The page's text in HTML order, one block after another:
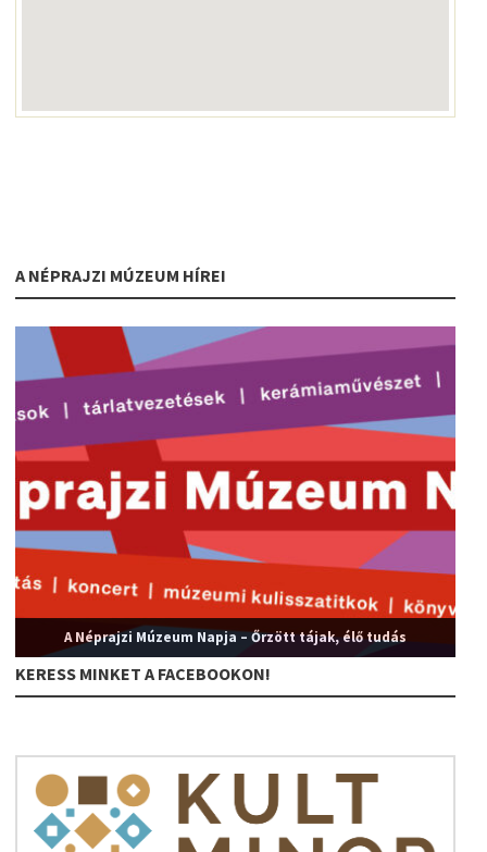
A NÉPRAJZI MÚZEUM HÍREI
A Néprajzi Múzeum Napja – Őrzött tájak, élő tudás
KERESS MINKET A FACEBOOKON!